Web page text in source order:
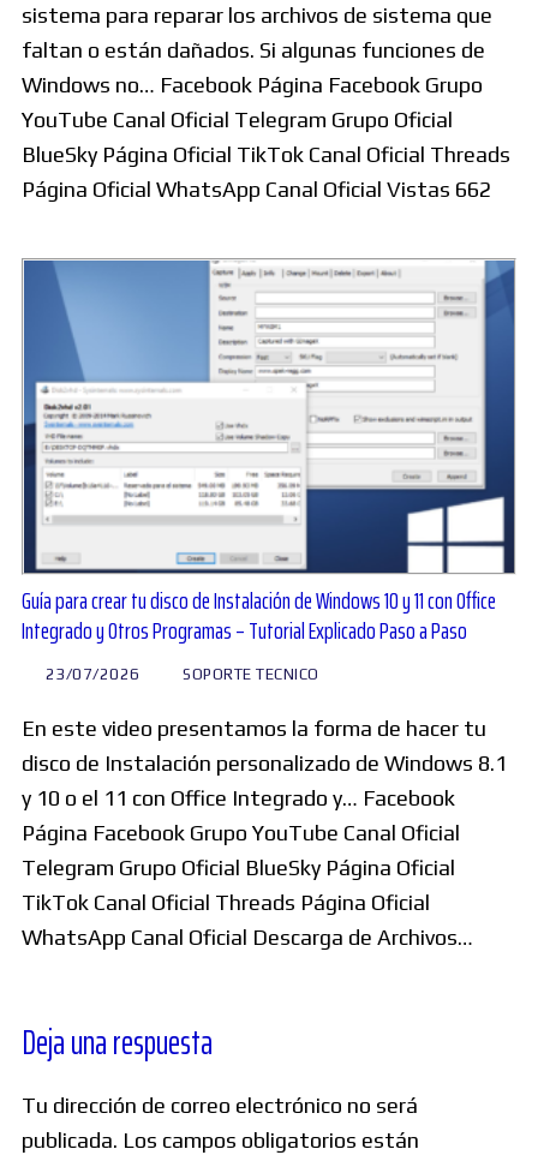
sistema para reparar los archivos de sistema que
faltan o están dañados. Si algunas funciones de
Windows no… Facebook Página Facebook Grupo
YouTube Canal Oficial Telegram Grupo Oficial
BlueSky Página Oficial TikTok Canal Oficial Threads
Página Oficial WhatsApp Canal Oficial Vistas 662
Guía para crear tu disco de Instalación de Windows 10 y 11 con Office
Integrado y Otros Programas – Tutorial Explicado Paso a Paso
23/07/2026 SOPORTE TECNICO
En este video presentamos la forma de hacer tu
disco de Instalación personalizado de Windows 8.1
y 10 o el 11 con Office Integrado y… Facebook
Página Facebook Grupo YouTube Canal Oficial
Telegram Grupo Oficial BlueSky Página Oficial
TikTok Canal Oficial Threads Página Oficial
WhatsApp Canal Oficial Descarga de Archivos…
Deja una respuesta
Tu dirección de correo electrónico no será
publicada. Los campos obligatorios están